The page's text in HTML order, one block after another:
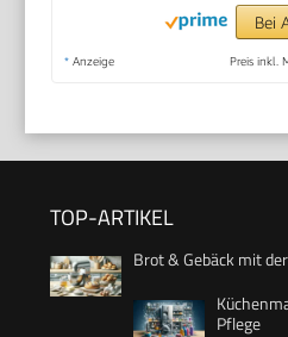
Bei
* Anzeige Preis inkl.
TOP-ARTIKEL
Brot & Gebäck mit
Pflege